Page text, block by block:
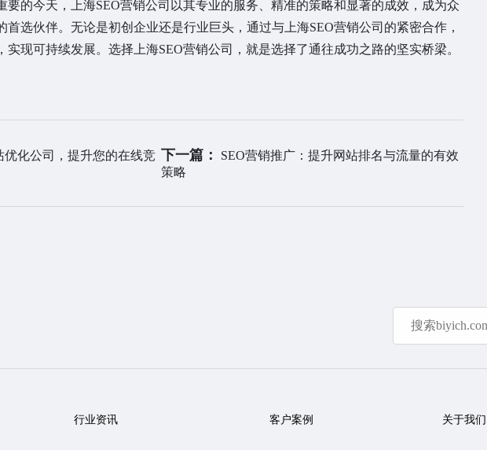
的今天，上海SEO营销公司以其专业的服务、精准的策略和显著的成效，成为众
首选伙伴。无论是初创企业还是行业巨头，通过与上海SEO营销公司的紧密合作，
实现可持续发展。选择上海SEO营销公司，就是选择了通往成功之路的坚实桥梁。
优化公司，提升您的在线竞 下一篇：
SEO营销推广：提升网站排名与流量的有效
策略
行业资讯 客户案例 关于我们